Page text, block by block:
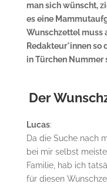
man sich wünscht,
es eine
Wunschzettel muss
Redakteur*innen so
in Türchen Nummer
Der
Lucas:
Da die Suche nach
bei mir selbst
Familie, hab ich
für diesen